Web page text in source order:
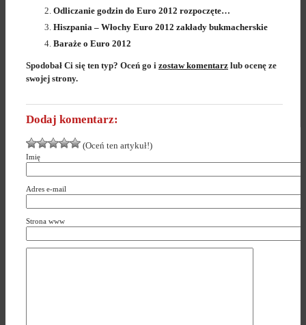
Odliczanie godzin do Euro 2012 rozpoczęte…
Hiszpania – Włochy Euro 2012 zakłady bukmacherskie
Baraże o Euro 2012
Spodobał Ci się ten typ? Oceń go i zostaw komentarz lub ocenę ze
swojej strony.
Dodaj komentarz:
(Oceń ten artykuł!)
Imię
Adres e-mail
Strona www